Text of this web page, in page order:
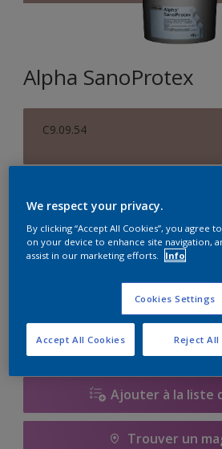
Alpha SanoProtex
C9.09.54
Quantité Calculateur de
Ajouter à la liste
Trouver un
We respect your privacy.
By clicking “Accept All Cookies”, you agree
on your device to enhance site navigation,
assist in our marketing efforts.
Info
Cookies Settings
Reject All
Accept All Cookies